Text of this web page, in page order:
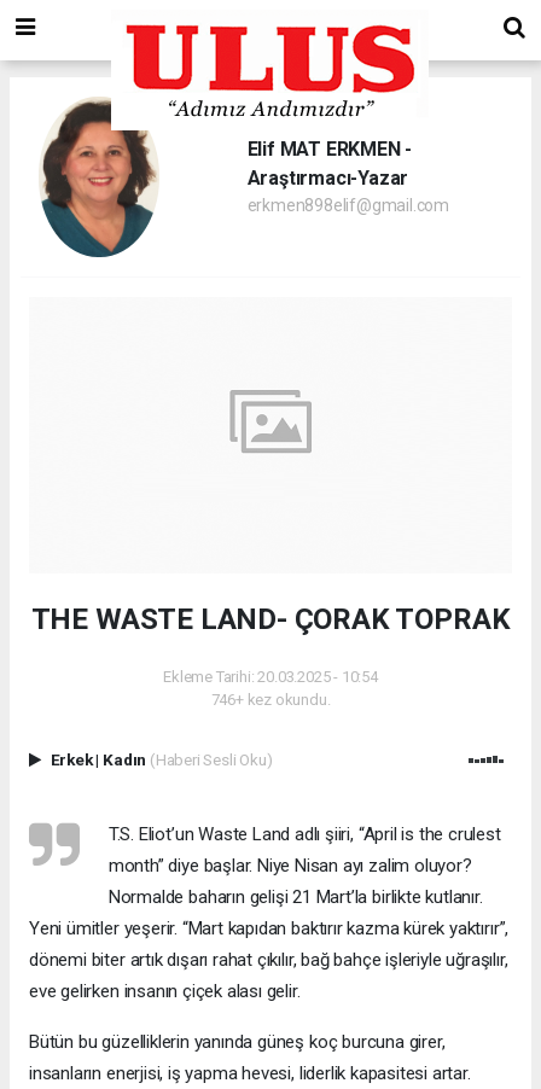
Elif MAT ERKMEN -
Araştırmacı-Yazar
erkmen898elif@gmail.com
THE WASTE LAND- ÇORAK TOPRAK
Ekleme Tarihi: 20.03.2025 - 10:54
746+ kez okundu.
Erkek| Kadın (Haberi Sesli Oku)
T.S. Eliot’un Waste Land adlı şiiri, “April is the crulest
month” diye başlar. Niye Nisan ayı zalim oluyor?
Normalde baharın gelişi 21 Mart’la birlikte kutlanır.
Yeni ümitler yeşerir. “Mart kapıdan baktırır kazma kürek yaktırır”,
dönemi biter artık dışarı rahat çıkılır, bağ bahçe işleriyle uğraşılır,
eve gelirken insanın çiçek alası gelir.
Bütün bu güzelliklerin yanında güneş koç burcuna girer,
insanların enerjisi, iş yapma hevesi, liderlik kapasitesi artar.